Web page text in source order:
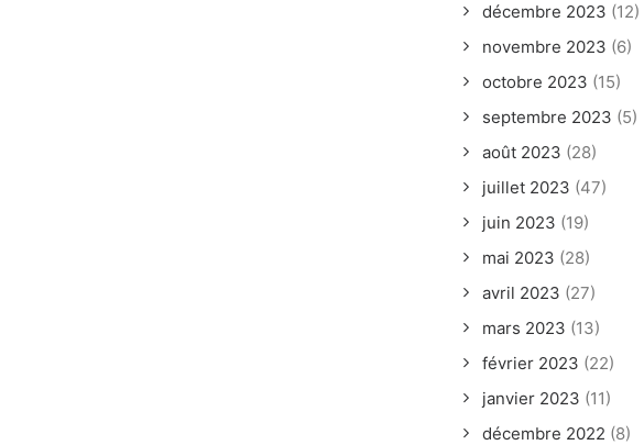
décembre 2023 (12)
novembre 2023 (6)
octobre 2023 (15)
septembre 2023 (5)
août 2023 (28)
juillet 2023 (47)
juin 2023 (19)
mai 2023 (28)
avril 2023 (27)
mars 2023 (13)
février 2023 (22)
janvier 2023 (11)
décembre 2022 (8)